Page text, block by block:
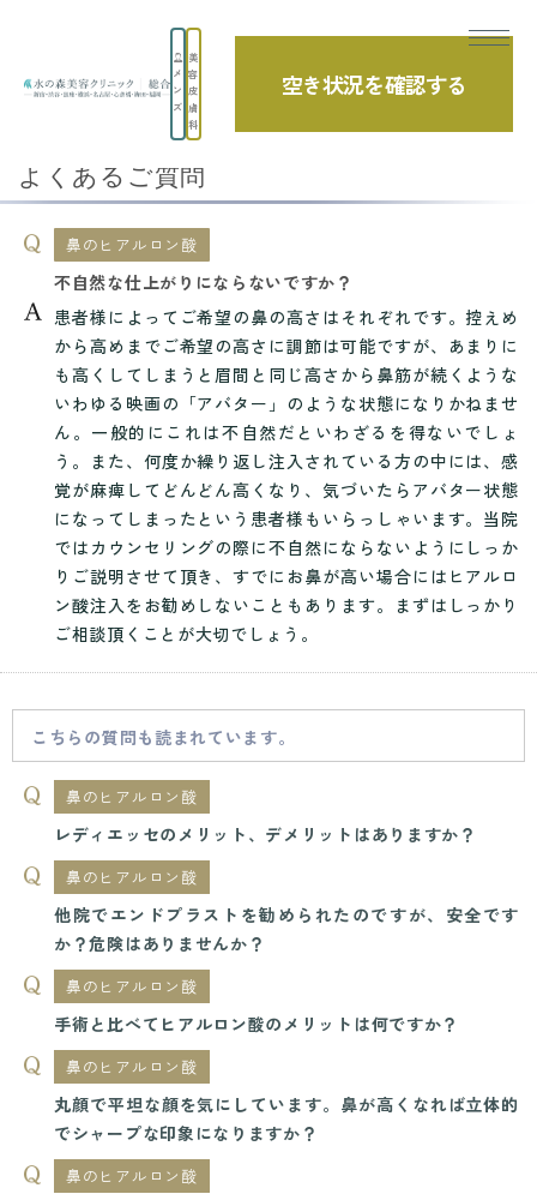
メ
ン
ズ
美
容
皮
膚
科
空き状況を確認する
TOP よくあるご質問
ヒアルロン酸：鼻
不自然な仕上がりにならないですか？
よくあるご質問
鼻のヒアルロン酸
不自然な仕上がりにならないですか？
患者様によってご希望の鼻の高さはそれぞれです。控えめ
から高めまでご希望の高さに調節は可能ですが、あまりに
も高くしてしまうと眉間と同じ高さから鼻筋が続くような
いわゆる映画の「アバター」のような状態になりかねませ
ん。一般的にこれは不自然だといわざるを得ないでしょ
う。また、何度か繰り返し注入されている方の中には、感
覚が麻痺してどんどん高くなり、気づいたらアバター状態
になってしまったという患者様もいらっしゃいます。当院
ではカウンセリングの際に不自然にならないようにしっか
りご説明させて頂き、すでにお鼻が高い場合にはヒアルロ
ン酸注入をお勧めしないこともあります。まずはしっかり
ご相談頂くことが大切でしょう。
こちらの質問も読まれています。
鼻のヒアルロン酸
レディエッセのメリット、デメリットはありますか？
鼻のヒアルロン酸
他院でエンドプラストを勧められたのですが、安全です
か？危険はありませんか？
鼻のヒアルロン酸
手術と比べてヒアルロン酸のメリットは何ですか？
鼻のヒアルロン酸
丸顔で平坦な顔を気にしています。鼻が高くなれば立体的
でシャープな印象になりますか？
鼻のヒアルロン酸